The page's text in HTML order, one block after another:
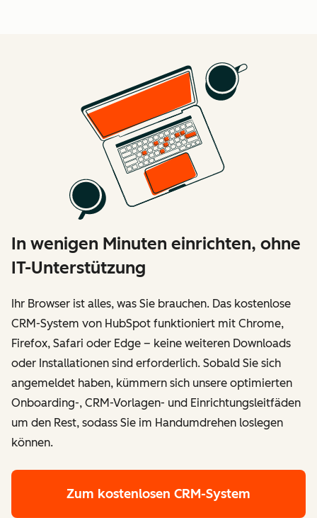
In wenigen Minuten einrichten, ohne
IT-Unterstützung
Ihr Browser ist alles, was Sie brauchen. Das kostenlose
CRM-System von HubSpot funktioniert mit Chrome,
Firefox, Safari oder Edge – keine weiteren Downloads
oder Installationen sind erforderlich. Sobald Sie sich
angemeldet haben, kümmern sich unsere optimierten
Onboarding-, CRM-Vorlagen- und Einrichtungsleitfäden
um den Rest, sodass Sie im Handumdrehen loslegen
können.
Zum kostenlosen CRM-System